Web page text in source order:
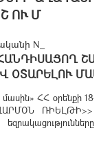
ՈՒ Մ
N_
ՕՏԱՐԵԼՈՒ
ՀՀ օրենքի 18-
ՌԻԵԼԹԻ>>